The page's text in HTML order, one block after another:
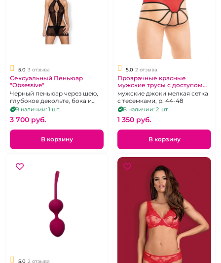
5.0 3 отзыва
Сексуальный Пеньюар
"Obsessive"
Черный пеньюар через шею,
глубокое декольте, бока и
спина открыты, р. 48-50
В наличии: 1 шт.
3 700 pуб.
В корзину
5.0 2 отзыва
Прозрачные красные
мужские трусы с доступом
"FlirtOn"
мужские джоки мелкая сетка
с тесемками, р. 44-48
В наличии: 2 шт.
1 350 pуб.
В корзину
5.0 2 отзыва